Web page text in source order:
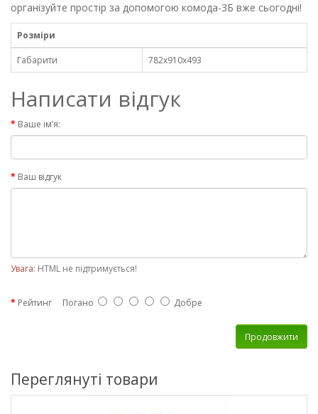
організуйте простір за допомогою комода-3Б вже сьогодні!
Розміри
Габарити 782х910х493
Написати відгук
Ваше ім’я:
Ваш відгук
Увага: HTML не підтримується!
Рейтинг Погано Добре
Продовжити
Переглянуті товари